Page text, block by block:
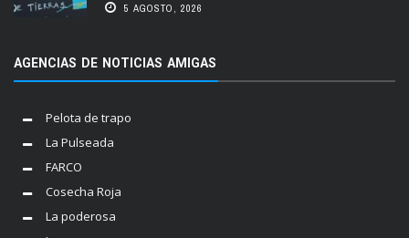
5 AGOSTO, 2026
AGENCIAS DE NOTICIAS AMIGAS
Pelota de trapo
La Pulseada
FARCO
Cosecha Roja
La poderosa